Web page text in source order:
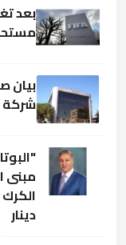
بعد
بيان
شركة
مبنى
دينار